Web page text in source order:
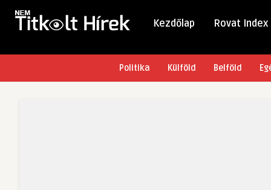
Kezdőlap Rovat Index
Politika Külföld Belföld